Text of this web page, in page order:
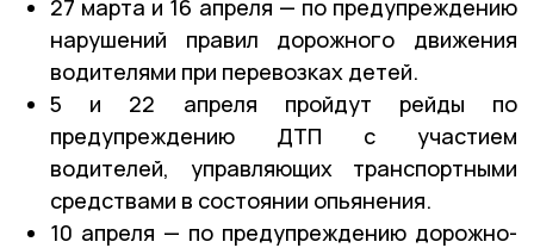
27 марта и 16 апреля — по предупреждению
нарушений правил дорожного движения
водителями при перевозках детей.
5 и 22 апреля пройдут рейды по
предупреждению ДТП с участием
водителей, управляющих транспортными
средствами в состоянии опьянения.
10 апреля — по предупреждению дорожно-